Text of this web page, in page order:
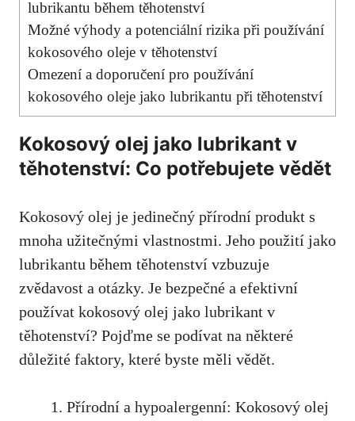
lubrikantu během těhotenství
Možné výhody a potenciální rizika‌ při‍ používání
kokosového oleje v těhotenství
Omezení a doporučení⁤ pro používání
⁤kokosového oleje jako ⁣lubrikantu ‍při těhotenství
Kokosový olej jako lubrikant v
těhotenství: Co potřebujete ⁣vědět
Kokosový olej je ​jedinečný přírodní produkt s
mnoha užitečnými vlastnostmi. ⁤Jeho použití jako
lubrikantu během‍ těhotenství vzbuzuje
zvědavost a otázky. Je bezpečné a efektivní
používat kokosový olej jako lubrikant v
těhotenství? Pojďme se podívat na některé
důležité faktory, které ⁤byste měli vědět.
Přírodní a hypoalergenní: Kokosový olej